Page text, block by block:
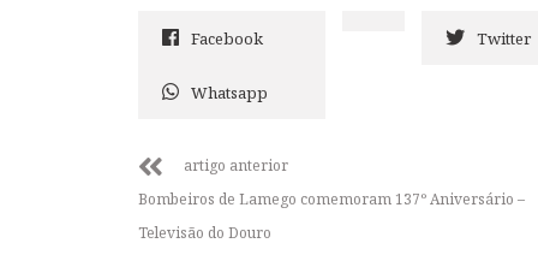
Facebook Twitter
Whatsapp
artigo anterior
Bombeiros de Lamego comemoram 137º Aniversário –
Televisão do Douro